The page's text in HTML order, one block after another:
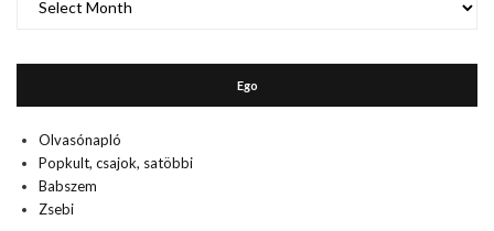
múlt
Ego
Olvasónapló
Popkult, csajok, satöbbi
Babszem
Zsebi